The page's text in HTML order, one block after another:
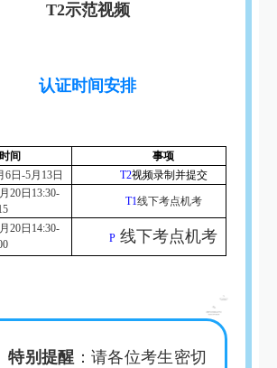
T2示范视频
认证时间安排
时间
事项
6日-5月13日
T2视频录制并提交
20日13:30-
T1线下考点机考
20日14:30-
P 线下考点机考
特别提醒 ：请各位考生密切